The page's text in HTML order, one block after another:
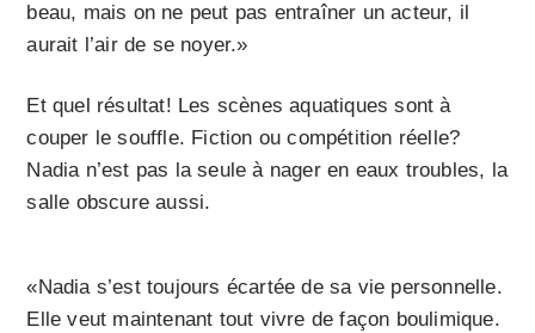
beau, mais on ne peut pas entraîner un acteur, il
aurait l’air de se noyer.»
Et quel résultat! Les scènes aquatiques sont à
couper le souffle. Fiction ou compétition réelle?
Nadia n’est pas la seule à nager en eaux troubles, la
salle obscure aussi.
«Nadia s’est toujours écartée de sa vie personnelle.
Elle veut maintenant tout vivre de façon boulimique.